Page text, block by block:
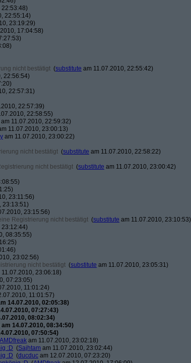
22:53:48)
22:55:14)
23:19:29)
17:04:58)
nicht bestätigt (substitute am 11.07.2010, 22:55:42)
22:56:54)
22:57:31)
22:57:39)
22:58:55)
am 11.07.2010, 22:59:32)
11.07.2010, 23:00:13)
am 11.07.2010, 23:00:22)
nicht bestätigt (substitute am 11.07.2010, 22:58:22)
nicht bestätigt (substitute am 11.07.2010, 23:00:42)
23:11:56)
23:13:51)
23:15:56)
Registrierung nicht bestätigt (substitute am 11.07.2010, 23:10:53)
23:12:44)
08:35:55)
23:02:56)
nicht bestätigt (substitute am 11.07.2010, 23:05:31)
11.07.2010, 23:06:18)
07:23:05)
11:01:24)
11:01:57)
14.07.2010, 02:05:38)
07:27:43)
08:02:34)
am 14.07.2010, 08:34:50)
07:50:54)
AMDfreak am 11.07.2010, 23:02:18)
:D (Sajhtam am 11.07.2010, 23:02:44)
:D (ducduc am 12.07.2010, 07:23:20)